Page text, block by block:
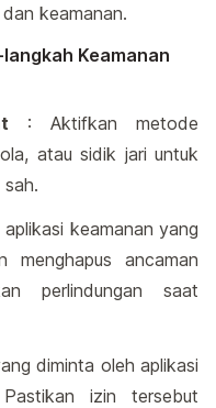
keamanan.
Keamanan
: Aktifkan metode
atau sidik jari untuk
aplikasi keamanan yang
menghapus ancaman
perlindungan saat
diminta oleh aplikasi
Pastikan izin tersebut